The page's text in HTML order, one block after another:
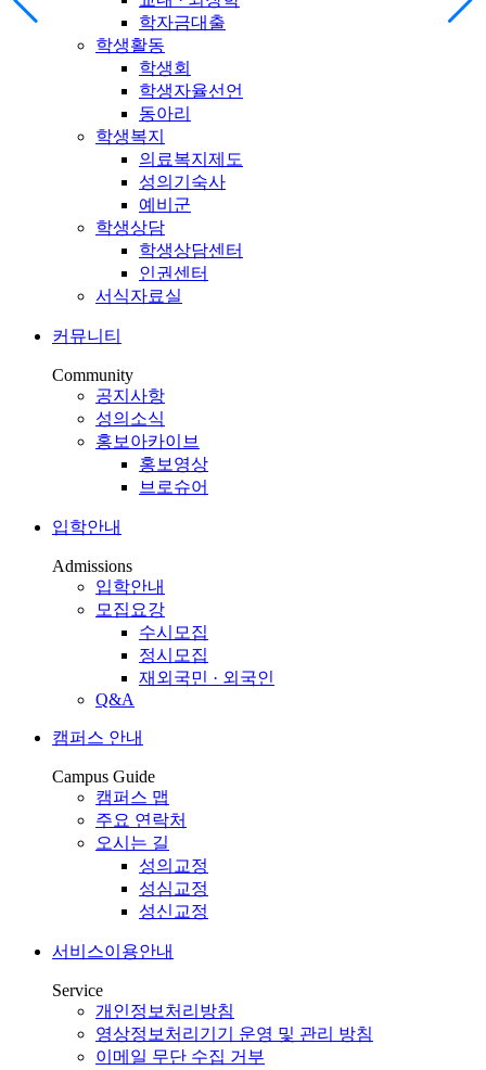
학자금대출
학생활동
학생회
학생자율선언
동아리
학생복지
의료복지제도
성의기숙사
예비군
학생상담
학생상담센터
인권센터
서식자료실
커뮤니티
Community
공지사항
성의소식
홍보아카이브
홍보영상
브로슈어
입학안내
Admissions
입학안내
모집요강
수시모집
정시모집
재외국민 · 외국인
Q&A
캠퍼스 안내
Campus Guide
캠퍼스 맵
주요 연락처
오시는 길
성의교정
성심교정
성신교정
서비스이용안내
Service
개인정보처리방침
영상정보처리기기 운영 및 관리 방침
이메일 무단 수집 거부